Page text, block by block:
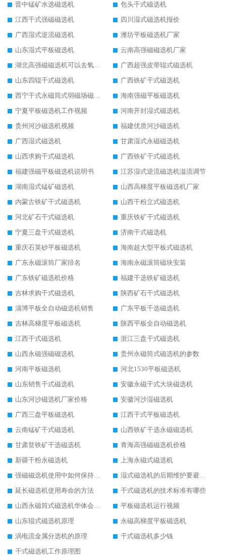
晋中锰矿水选磁选机
包头干式磁选机
江西干式强磁磁选机
四川湿式磁选机报价
广西湿式逆流磁选机
潍坊平板磁选机厂家
山东湿式平板磁选机
云南高强磁磁选机厂家
湖北高强磁磁选机可以去氧化铝
广西超强皮带辊式磁选机
山东四辊干式磁选机
广西铁矿干式磁选机
西宁干式永磁筒式弱磁场磁选机结构图
海南强磁平板磁选机
宁夏平板磁选机工作视频
河南开封湿式磁选机
贵州河沙磁选机视频
福建优质河沙磁选机
广西湿式磁选机
甘肃湿式永磁磁选机
山西求购干式磁选机
广西铁矿干式磁选机
福建强磁平板磁选机说明书
江苏湿式逆流磁选机溢流调节
湖南湿式锰矿磁选机
山西高梯度平板磁选机厂家
内蒙古铁矿干式磁选机
山西干粉立式磁选机
河北矿石干式磁选机
重庆铁矿干式磁选机
宁夏三盘干式磁选机
济南干式磁选机
重庆石英砂平板磁选机
海南超大型平板式磁选机
广东永磁滚筒厂家排名
海南永磁滚筒磁块安装
广东铁矿磁选机价格
福建干选铁矿磁选机
吉林求购干式磁选机
陕西矿石干式磁选机
淄博平板全自动磁选机销售
广东平板干选磁选机
吉林高梯度平板磁选机
陕西平板全自动磁选机
江西干式磁选机
浙江三盘干式磁选机
山西永磁强磁磁选机
贵州永磁筒式磁选机的参数
河南平板磁选机
河北1530平板磁选机
山东销售干式磁选机
安徽永磁干式大块磁选机
山东河沙磁选机厂家价格
安徽河沙湿磁选机
广西三盘平板磁选机
江西干式平板磁选机
云南锰矿干式磁选机
山西铁矿干选永磁磁选机
甘肃贫铁矿干选磁选机
青海高强磁磁选机价格
新疆干粉永磁选机
上海永磁式磁选机
强磁磁选机使用中如何保持其顺畅运行
湿式磁选机的后期维护要避开哪些坑
延长磁选机使用寿命的方法
干式磁选机的技术标准有哪些
山西永磁筒式磁选机华体会手机网页版-华体会(中国)
平板磁选机运行视频
山东辊式磁选机原理
永磁高梯度平板磁选机
涡电流金属分选机的原理
干式磁选机多少钱
干式磁选机工作原理图